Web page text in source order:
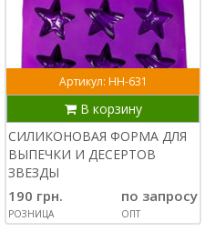
Артикул: НН-631
В корзину
СИЛИКОНОВАЯ ФОРМА ДЛЯ
ВЫПЕЧКИ И ДЕСЕРТОВ
ЗВЕЗДЫ
190 грн.
РОЗНИЦА
по запросу
ОПТ